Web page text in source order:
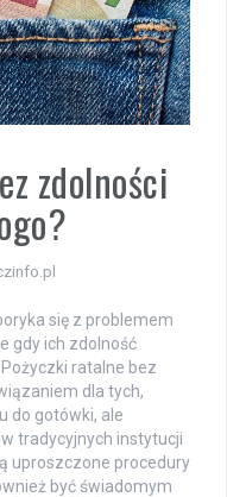
zdolności
się z problemem
gdy ich zdolność
ratalne bez
dla tych,
do gotówki, ale
tradycyjnych instytucji
uproszczone procedury
być świadomym